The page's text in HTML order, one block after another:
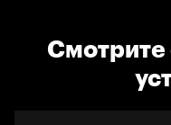
Смотрите